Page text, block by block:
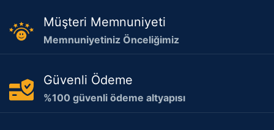
Müşteri Memnuniyeti
Memnuniyetiniz Önceliğimiz
Güvenli Ödeme
%100 güvenli ödeme altyapısı